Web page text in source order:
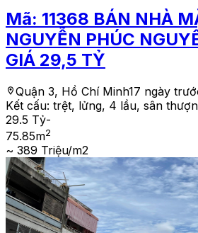
Mã: 11368 BÁN NHÀ
NGUYỄN PHÚC
GIÁ 29,5 TỶ
Quận 3, Hồ Chí Minh17 ngày
Kết cấu: trệt, lửng, 4 lầu, sân
29.5 Tỷ-
75.85m2
~ 389 Triệu/m2